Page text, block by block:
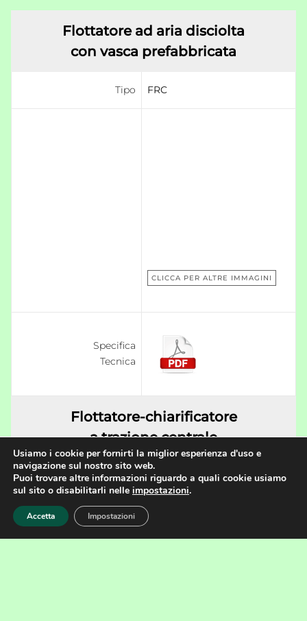
Flottatore ad aria disciolta
con vasca prefabbricata
Tipo FRC
CLICCA PER ALTRE IMMAGINI
Specifica
Tecnica
Flottatore-chiarificatore
a trazione centrale
Tipo PFTC
Usiamo i cookie per fornirti la miglior esperienza d'uso e
navigazione sul nostro sito web.
Puoi trovare altre informazioni riguardo a quali cookie usiamo
sul sito o disabilitarli nelle impostazioni.
Accetta Impostazioni